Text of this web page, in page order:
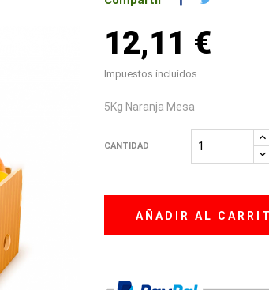
12,11 €
Impuestos incluidos
5Kg Naranja Mesa
CANTIDAD
AÑADIR AL